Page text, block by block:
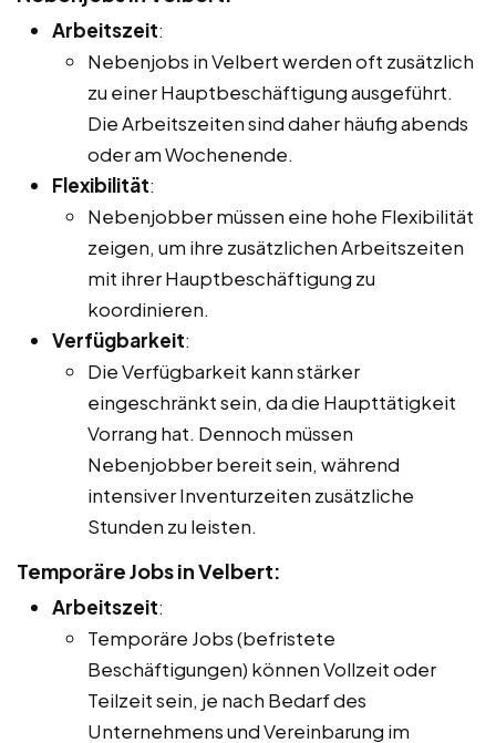
Arbeitszeit:
Nebenjobs in Velbert werden oft zusätzlich
zu einer Hauptbeschäftigung ausgeführt.
Die Arbeitszeiten sind daher häufig abends
oder am Wochenende.
Flexibilität:
Nebenjobber müssen eine hohe Flexibilität
zeigen, um ihre zusätzlichen Arbeitszeiten
mit ihrer Hauptbeschäftigung zu
koordinieren.
Verfügbarkeit:
Die Verfügbarkeit kann stärker
eingeschränkt sein, da die Haupttätigkeit
Vorrang hat. Dennoch müssen
Nebenjobber bereit sein, während
intensiver Inventurzeiten zusätzliche
Stunden zu leisten.
Temporäre Jobs in Velbert:
Arbeitszeit:
Temporäre Jobs (befristete
Beschäftigungen) können Vollzeit oder
Teilzeit sein, je nach Bedarf des
Unternehmens und Vereinbarung im